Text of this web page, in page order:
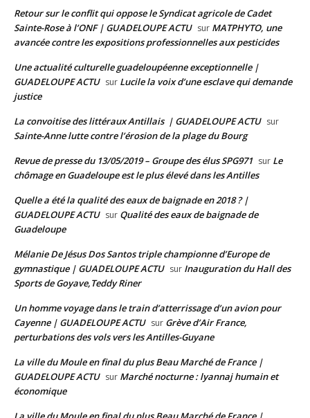
Retour sur le conflit qui oppose le Syndicat agricole de Cadet
Sainte-Rose à l’ONF | GUADELOUPE ACTU sur MATPHYTO, une
avancée contre les expositions professionnelles aux pesticides
Une actualité culturelle guadeloupéenne exceptionnelle |
GUADELOUPE ACTU sur Lucile la voix d’une esclave qui demande
justice
La convoitise des littéraux Antillais | GUADELOUPE ACTU sur
Sainte-Anne lutte contre l’érosion de la plage du Bourg
Revue de presse du 13/05/2019 – Groupe des élus SPG971 sur Le
chômage en Guadeloupe est le plus élevé dans les Antilles
Quelle a été la qualité des eaux de baignade en 2018 ? |
GUADELOUPE ACTU sur Qualité des eaux de baignade de
Guadeloupe
Mélanie De Jésus Dos Santos triple championne d’Europe de
gymnastique | GUADELOUPE ACTU sur Inauguration du Hall des
Sports de Goyave,Teddy Riner
Un homme voyage dans le train d’atterrissage d’un avion pour
Cayenne | GUADELOUPE ACTU sur Grève d’Air France,
perturbations des vols vers les Antilles-Guyane
La ville du Moule en final du plus Beau Marché de France |
GUADELOUPE ACTU sur Marché nocturne : lyannaj humain et
économique